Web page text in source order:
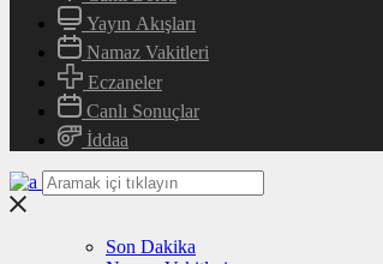
Yayın Akışları
Namaz Vakitleri
Eczaneler
Canlı Sonuçlar
İddaa
Son Dakika